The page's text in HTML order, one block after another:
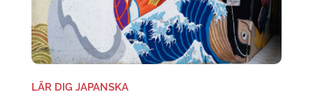
LÄR DIG JAPANSKA